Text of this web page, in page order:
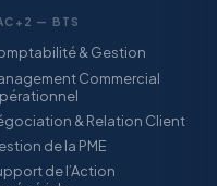
— BTS
& Gestion
Commercial
& Relation Client
de la PME
de l’Action